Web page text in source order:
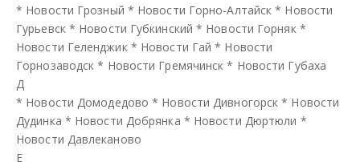
* Новости Грозный * Новости Горно-Алтайск * Новости
Гурьевск* Новости Губкинский * Новости Горняк*
Новости Геленджик* Новости Гай * Новости
Горнозаводск * Новости Гремячинск * Новости Губаха
Д
* Новости Домодедово * Новости Дивногорск * Новости
Дудинка * Новости Добрянка * Новости Дюртюли *
Новости Давлеканово
Е